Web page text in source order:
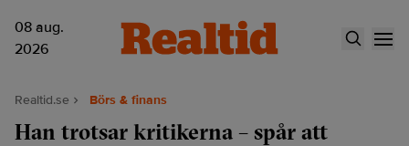
08 aug.
2026
Realtid.se Börs & finans
Han trotsar kritikerna – spår att